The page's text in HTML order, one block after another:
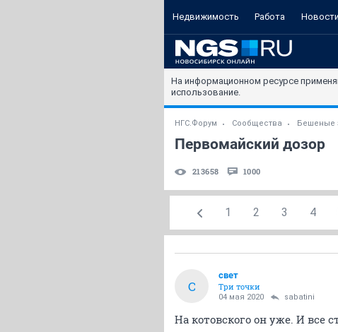
Недвижимость Работа Новости
На информационном ресурсе
использование.
НГС.Форум Сообщества Бешеные
Первомайский дозор
213658 1000
1 2 3 4
С
свет
Три точки
04 мая 2020 sabatini
На котовского он уже. И все